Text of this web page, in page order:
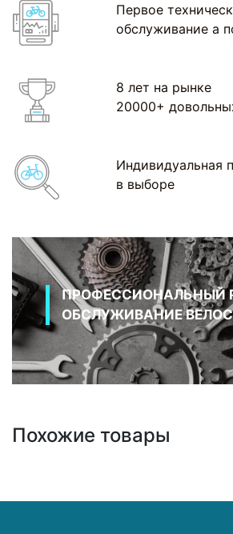
Первое
обслуживание а
8 лет на рынке
20000+
Индивидуальная
в выборе
ПРОФЕССИОНАЛЬНЫЙ
ОБСЛУЖИВАНИЕ
Похожие товары